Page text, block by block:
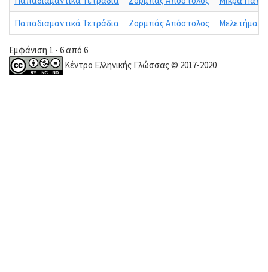
Παπαδιαμαντικά Τετράδια
Ζορμπάς Απόστολος Μελετήματα
Εμφάνιση 1 - 6 από 6
Κέντρο Ελληνικής Γλώσσας © 2017-2020